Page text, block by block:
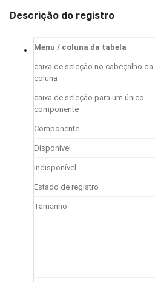
Descrição do registro
Menu / coluna da tabela
caixa de seleção no cabeçalho da
coluna
caixa de seleção para um único
componente
Componente
Disponível
Indisponível
Estado de registro
Tamanho